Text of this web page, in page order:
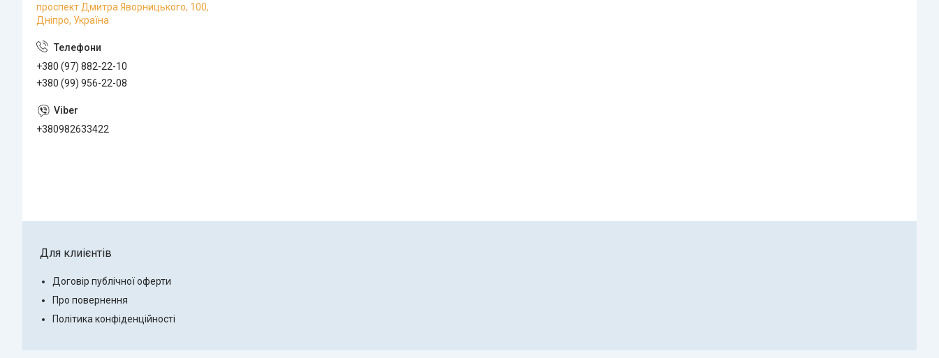
проспект Дмитра Яворницького, 100,
Дніпро, Україна
+380 (97) 882-22-10
+380 (99) 956-22-08
+380982633422
Для клиієнтів
Договір публічної оферти
Про повернення
Політика конфіденційності